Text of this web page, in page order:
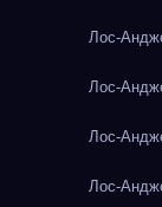
Лос-
Лос-
Лос-
Лос-